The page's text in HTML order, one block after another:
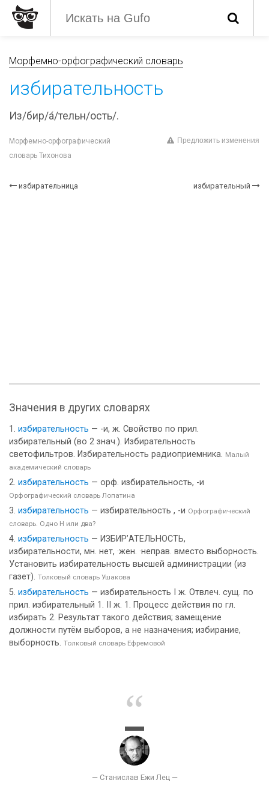
Морфемно-орфографический словарь
избирательность
Из/бир/а́/тельн/ость/.
Морфемно-орфографический
словарь Тихонова
Предложить изменения
избирательница избирательный
Значения в других словарях
избирательность — -и, ж. Свойство по прил.
избирательный (во 2 знач.). Избирательность
светофильтров. Избирательность радиоприемника. Малый
академический словарь
избирательность — орф. избирательность, -и
Орфографический словарь Лопатина
избирательность — избирательность , -и Орфографический
словарь. Одно Н или два?
избирательность — ИЗБИР’АТЕЛЬНОСТЬ,
избирательности, мн. нет, ·жен. ·неправ. вместо выборность.
Установить избирательность высшей администрации (из
газет). Толковый словарь Ушакова
избирательность — избирательность I ж. Отвлеч. сущ. по
прил. избирательный 1. II ж. 1. Процесс действия по гл.
избирать 2. Результат такого действия; замещение
должности путём выборов, а не назначения; избирание,
выборность. Толковый словарь Ефремовой